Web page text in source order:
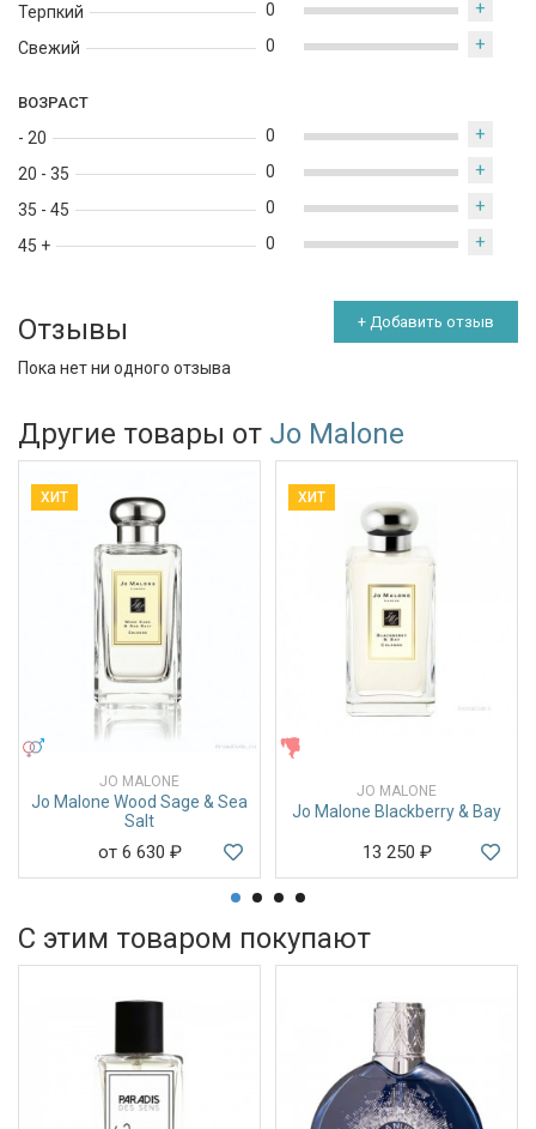
Терпкий
Свежий
0 +
0 +
ВОЗРАСТ
- 20
20 - 35
35 - 45
45 +
0 +
0 +
0 +
0 +
Отзывы + Добавить отзыв
Пока нет ни одного отзыва
Другие товары от Jo Malone
ХИТ
JO MALONE
Jo Malone Wood Sage & Sea
Salt
от 6 630 ₽
ХИТ
JO MALONE
Jo Malone Blackberry & Bay
13 250 ₽
С этим товаром покупают